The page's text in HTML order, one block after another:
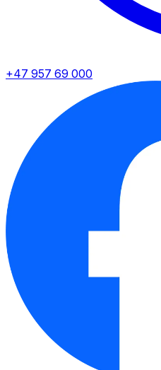
+47 957 69 000